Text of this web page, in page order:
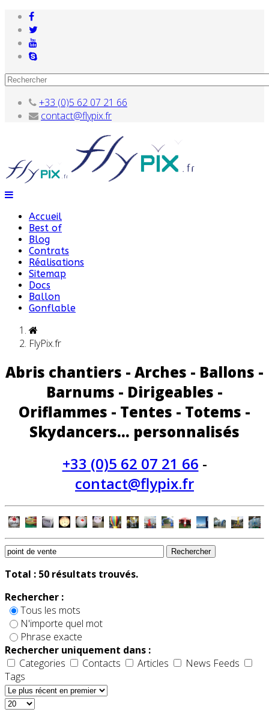
+33 (0)5 62 07 21 66
contact@flypix.fr
Accueil
Best of
Blog
Contrats
Réalisations
Sitemap
Docs
Ballon
Gonflable
FlyPix.fr
Abris chantiers - Arches - Ballons -
Barnums - Dirigeables -
Oriflammes - Tentes - Totems -
Skydancers... personnalisés
+33 (0)5 62 07 21 66 -
contact@flypix.fr
Rechercher
Total : 50 résultats trouvés.
Rechercher :
Tous les mots
N'importe quel mot
Phrase exacte
Rechercher uniquement dans :
Categories
Contacts Articles
News Feeds
Tags